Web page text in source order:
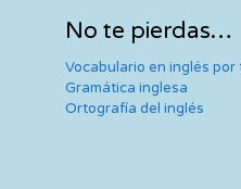
No te pierdas…
Vocabulario en inglés por
Gramática inglesa
Ortografía del inglés